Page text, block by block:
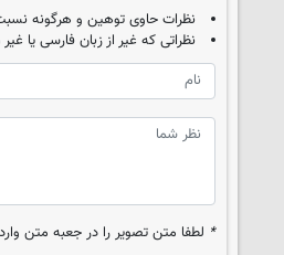
نظرات حاوی توهین و هرگونه
نظراتی که غیر از زبان فارسی یا
* لطفا متن تصویر را در جعبه متن